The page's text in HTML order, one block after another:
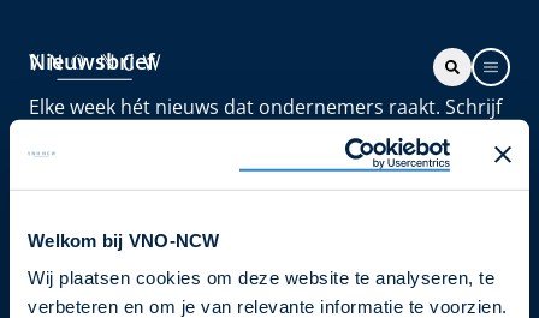
Welkom bij VNO-NCW
Wij plaatsen cookies om deze website te analyseren, te
verbeteren en om je van relevante informatie te voorzien.
Nieuwsbrief
Elke week hét nieuws dat ondernemers raakt. Schrijf
je nu in voor de VNO-NCW nieuwsbrief.
Schrijf je in
Direct naar